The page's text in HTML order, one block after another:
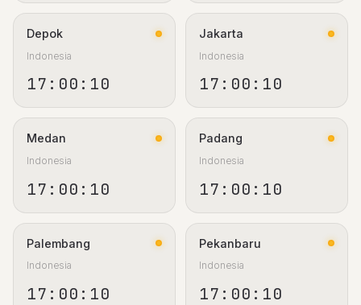
Depok
Indonesia
17:00:11
Jakarta
Indonesia
17:00:11
Medan
Indonesia
17:00:11
Padang
Indonesia
17:00:11
Palembang
Indonesia
17:00:11
Pekanbaru
Indonesia
17:00:11